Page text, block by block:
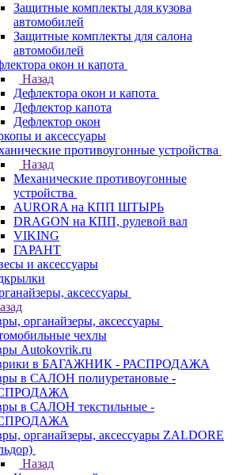
Защитные комплекты для кузова
автомобилей
Защитные комплекты для салона
автомобилей
окон и капота
Назад
Дефлектора окон и капота
Дефлектор капота
Дефлектор окон
и аксессуары
противоугонные устройства
Назад
Механические противоугонные
устройства
AURORA на КПП ШТЫРЬ
DRAGON на КПП, рулевой вал
VIKING
ГАРАНТ
и аксессуары
аксессуары
органайзеры, аксессуары
чехлы
Autokovrik.ru
в БАГАЖНИК - РАСПРОДАЖА
в САЛОН полиуретановые -
в САЛОН текстильные -
органайзеры, аксессуары ZALDORE
Назад